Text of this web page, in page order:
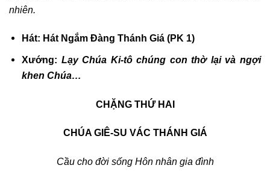
nhiên.
Hát: Hát Ngắm Đàng Thánh Giá (PK 1)
Xướng: Lạy Chúa Ki-tô chúng con thờ lại và ngợi
khen Chúa…
CHẶNG THỨ HAI
CHÚA GIÊ-SU VÁC THÁNH GIÁ
Cầu cho đời sống Hôn nhân gia đình